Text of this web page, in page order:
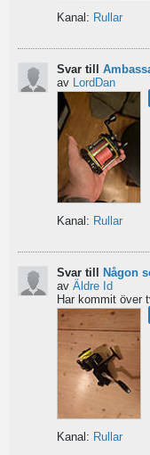
Kanal: Rullar
Svar till
av
LordDan
Kanal: Rullar
Svar till Någon
av Äldre Id
Kanal: Rullar